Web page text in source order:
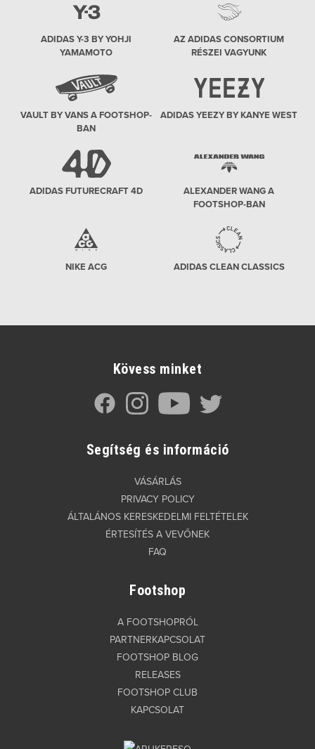
ADIDAS Y-3 BY YOHJI
YAMAMOTO
AZ ADIDAS CONSORTIUM
RÉSZEI VAGYUNK
VAULT BY VANS A FOOTSHOP-
BAN
ADIDAS YEEZY BY KANYE WEST
ADIDAS FUTURECRAFT 4D
ALEXANDER WANG A
FOOTSHOP-BAN
NIKE ACG ADIDAS CLEAN CLASSICS
Kövess minket
Segítség és információ
VÁSÁRLÁS
PRIVACY POLICY
ÁLTALÁNOS KERESKEDELMI FELTÉTELEK
ÉRTESÍTÉS A VEVŐNEK
FAQ
Footshop
A FOOTSHOPRÓL
PARTNERKAPCSOLAT
FOOTSHOP BLOG
RELEASES
FOOTSHOP CLUB
KAPCSOLAT